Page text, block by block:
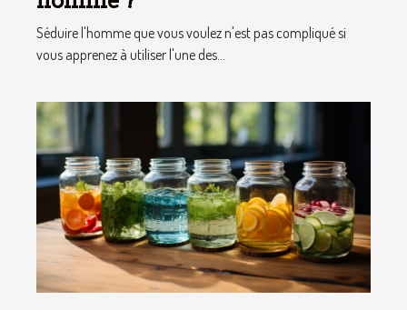
Séduire l'homme que vous voulez n'est pas compliqué si
vous apprenez à utiliser l'une des...